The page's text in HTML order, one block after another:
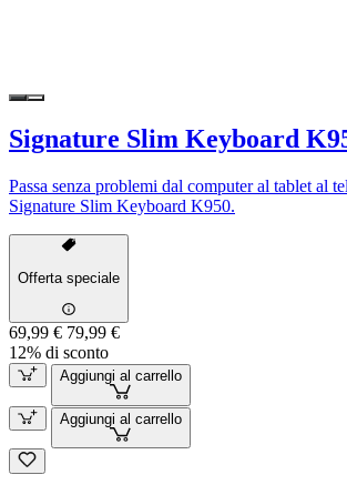
Signature Slim Keyboard
Passa senza problemi dal computer al tablet al
Signature Slim Keyboard K950.
Offerta speciale
69,99 € 79,99 €
12% di sconto
Aggiungi al carrello
Aggiungi al carrello